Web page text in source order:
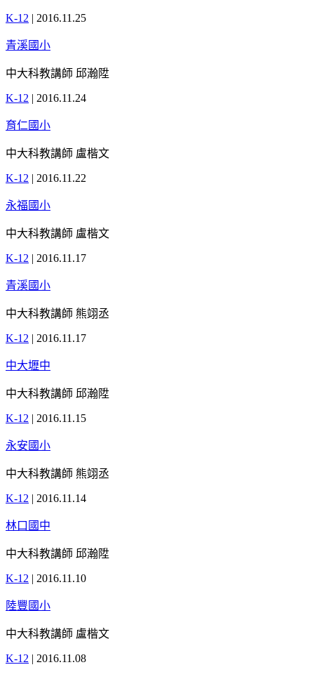
K-12 | 2016.11.25
青溪國小
中大科教講師 邱瀚陞
K-12 | 2016.11.24
育仁國小
中大科教講師 盧楷文
K-12 | 2016.11.22
永福國小
中大科教講師 盧楷文
K-12 | 2016.11.17
青溪國小
中大科教講師 熊翊丞
K-12 | 2016.11.17
中大壢中
中大科教講師 邱瀚陞
K-12 | 2016.11.15
永安國小
中大科教講師 熊翊丞
K-12 | 2016.11.14
林口國中
中大科教講師 邱瀚陞
K-12 | 2016.11.10
陸豐國小
中大科教講師 盧楷文
K-12 | 2016.11.08